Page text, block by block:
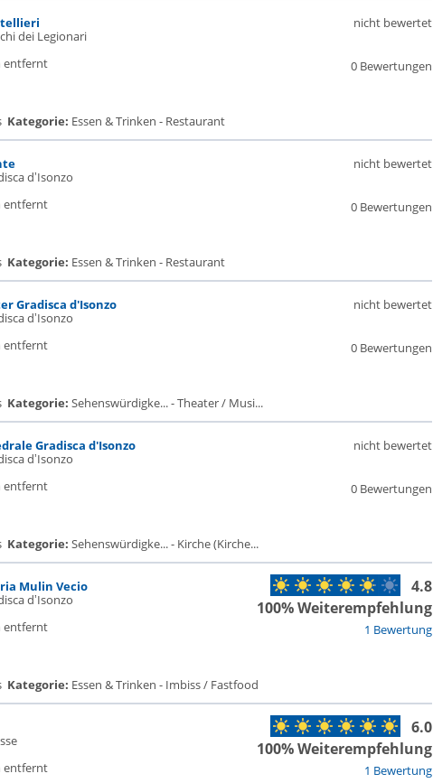
dei Legionari
entfernt
0 Bewertungen
nicht bewertet
Kategorie: Essen & Trinken - Restaurant
dʼIsonzo
entfernt
0 Bewertungen
nicht bewertet
Kategorie: Essen & Trinken - Restaurant
Gradisca d'Isonzo
dʼIsonzo
entfernt
0 Bewertungen
nicht bewertet
Kategorie: Sehenswürdigke... - Theater / Musi...
Gradisca d'Isonzo
dʼIsonzo
entfernt
0 Bewertungen
nicht bewertet
Kategorie: Sehenswürdigke... - Kirche (Kirche...
Mulin Vecio
dʼIsonzo
entfernt
1 Bewertung
4.8
100% Weiterempfehlung
Kategorie: Essen & Trinken - Imbiss / Fastfood
entfernt
1 Bewertung
6.0
100% Weiterempfehlung